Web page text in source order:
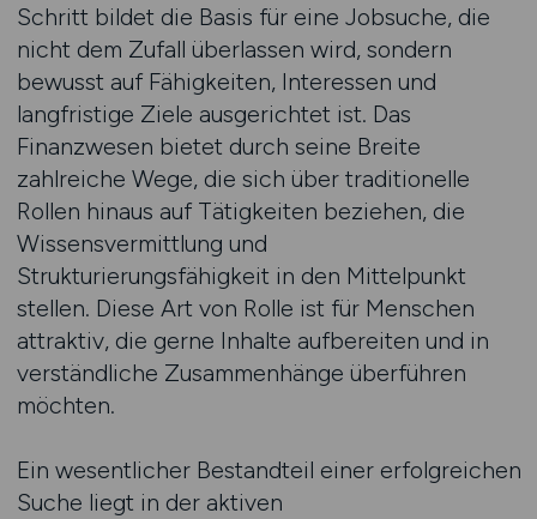
Schritt bildet die Basis für eine Jobsuche, die
nicht dem Zufall überlassen wird, sondern
bewusst auf Fähigkeiten, Interessen und
langfristige Ziele ausgerichtet ist. Das
Finanzwesen bietet durch seine Breite
zahlreiche Wege, die sich über traditionelle
Rollen hinaus auf Tätigkeiten beziehen, die
Wissensvermittlung und
Strukturierungsfähigkeit in den Mittelpunkt
stellen. Diese Art von Rolle ist für Menschen
attraktiv, die gerne Inhalte aufbereiten und in
verständliche Zusammenhänge überführen
möchten.
Ein wesentlicher Bestandteil einer erfolgreichen
Suche liegt in der aktiven